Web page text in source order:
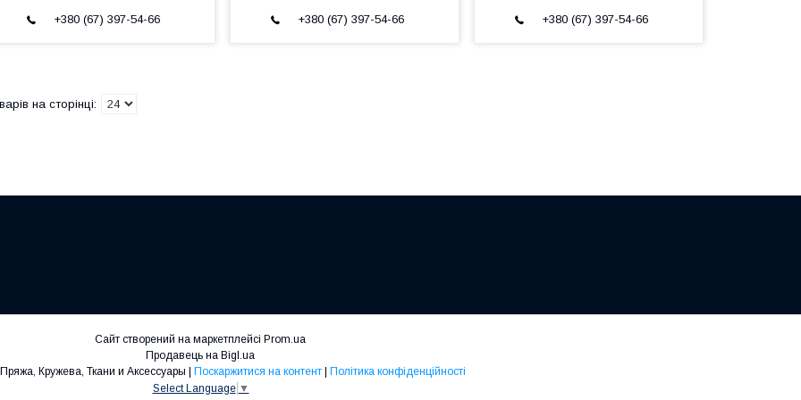
+380 (67) 397-54-66 +380 (67) 397-54-66 +380 (67) 397-54-66
Сайт створений на маркетплейсі Prom.ua
Продавець на Bigl.ua
Поскаржитися на контент
Політика конфіденційності
Select Language ▼